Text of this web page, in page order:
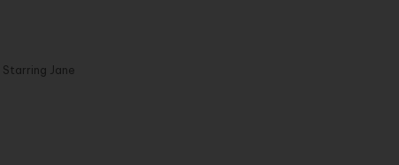
Starring Jane